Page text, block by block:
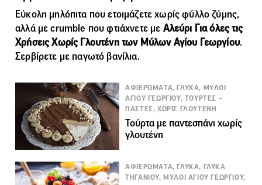
Εύκολη μηλόπιτα που ετοιμάζετε χωρίς φύλλο ζύμης,
αλλά με crumble που φτιάχνετε με Αλεύρι Για όλες τις
Χρήσεις Χωρίς Γλουτένη των Μύλων Αγίου Γεωργίου.
Σερβίρετε με παγωτό βανίλια.
ΑΦΙΕΡΩΜΑΤΑ, ΓΛΥΚΑ, ΜΥΛΟΙ
ΑΓΙΟΥ ΓΕΩΡΓΙΟΥ, ΤΟΥΡΤΕΣ –
ΠΑΣΤΕΣ, ΧΩΡΙΣ ΓΛΟΥΤΕΝΗ
Τούρτα με παντεσπάνι χωρίς
γλουτένη
ΑΦΙΕΡΩΜΑΤΑ, ΓΛΥΚΑ, ΓΛΥΚΑ
ΤΗΓΑΝΙΟΥ, ΜΥΛΟΙ ΑΓΙΟΥ ΓΕΩΡΓΙΟΥ,